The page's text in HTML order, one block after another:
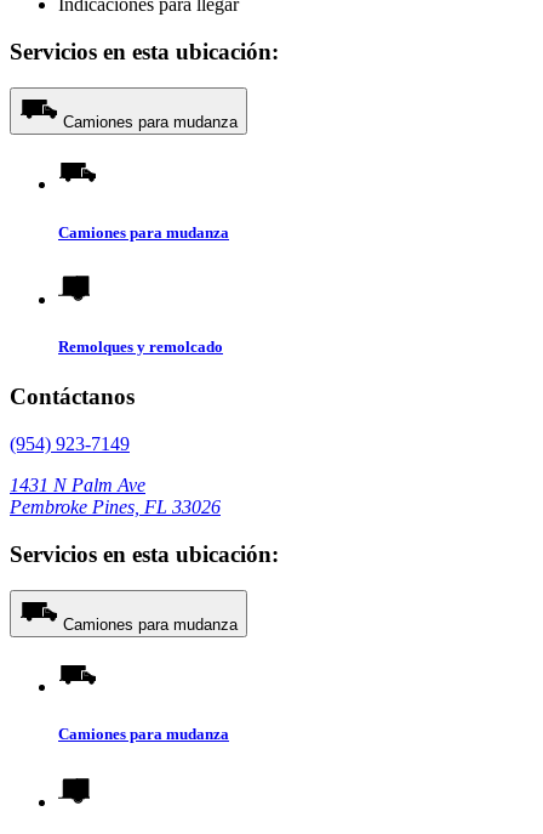
Indicaciones para llegar
Servicios en esta ubicación:
Camiones para mudanza
Camiones para mudanza
Remolques y remolcado
Contáctanos
(954) 923-7149
1431 N Palm Ave
Pembroke Pines, FL 33026
Servicios en esta ubicación:
Camiones para mudanza
Camiones para mudanza